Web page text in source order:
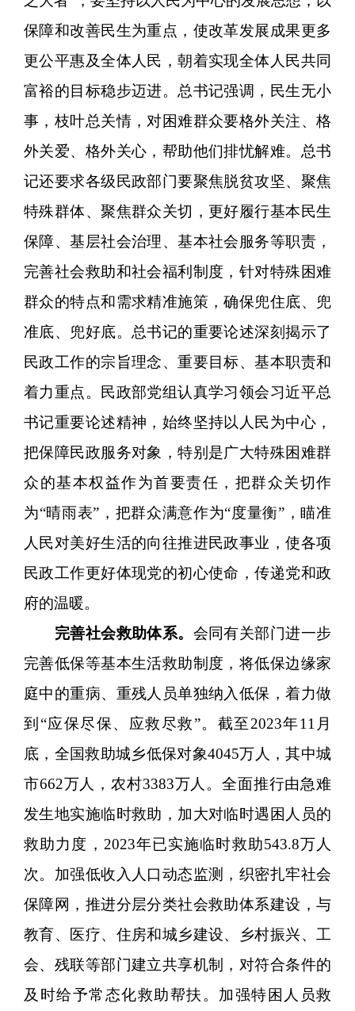
保障和改善民生为重点，使改革发展成果更多
更公平惠及全体人民，朝着实现全体人民共同
富裕的目标稳步迈进。总书记强调，民生无小
事，枝叶总关情，对困难群众要格外关注、格
外关爱、格外关心，帮助他们排忧解难。总书
记还要求各级民政部门要聚焦脱贫攻坚、聚焦
特殊群体、聚焦群众关切，更好履行基本民生
保障、基层社会治理、基本社会服务等职责，
完善社会救助和社会福利制度，针对特殊困难
群众的特点和需求精准施策，确保兜住底、兜
准底、兜好底。总书记的重要论述深刻揭示了
民政工作的宗旨理念、重要目标、基本职责和
着力重点。民政部党组认真学习领会习近平总
书记重要论述精神，始终坚持以人民为中心，
把保障民政服务对象，特别是广大特殊困难群
众的基本权益作为首要责任，把群众关切作
为“晴雨表”，把群众满意作为“度量衡”，瞄准
人民对美好生活的向往推进民政事业，使各项
民政工作更好体现党的初心使命，传递党和政
府的温暖。
完善社会救助体系。 会同有关部门进一步
完善低保等基本生活救助制度，将低保边缘家
庭中的重病、重残人员单独纳入低保，着力做
到“应保尽保、应救尽救”。截至2023年11月
底，全国救助城乡低保对象4045万人，其中城
市662万人，农村3383万人。全面推行由急难
发生地实施临时救助，加大对临时遇困人员的
救助力度，2023年已实施临时救助543.8万人
次。加强低收入人口动态监测，织密扎牢社会
保障网，推进分层分类社会救助体系建设，与
教育、医疗、住房和城乡建设、乡村振兴、工
会、残联等部门建立共享机制，对符合条件的
及时给予常态化救助帮扶。加强特困人员救